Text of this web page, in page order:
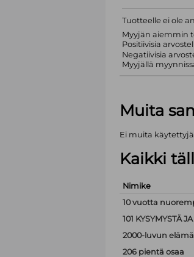
Tuotteelle ei ole
Myyjän aiemmin
Positiivisia
Negatiivisia
Myyjällä
Muita
Ei muita
Kaikki
Nimike
10 vuotta
101 KYSYMYSTÄ
2000-luvun
206 pientä osaa